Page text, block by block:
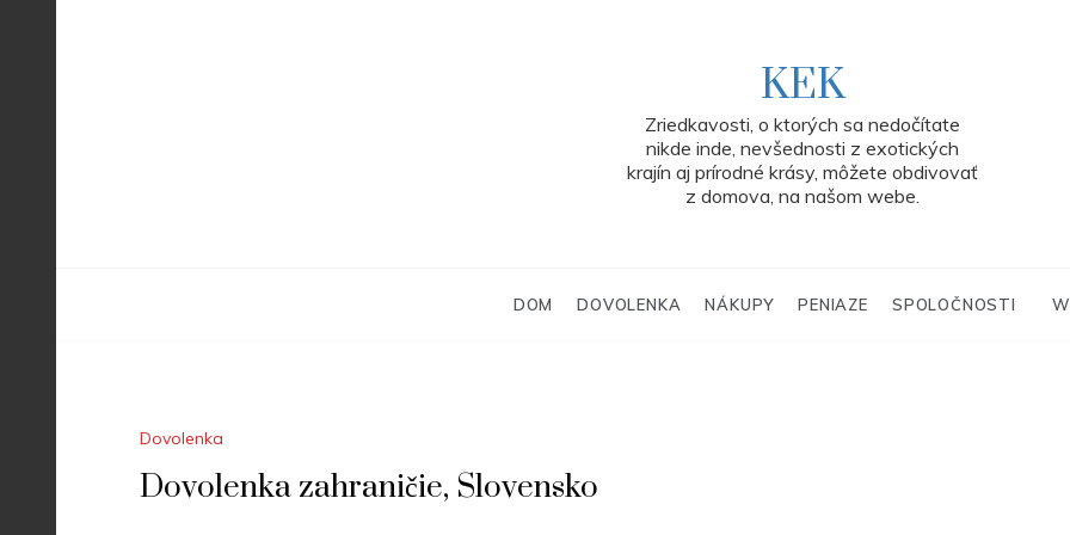
KEK
Zriedkavosti, o ktorých sa nedočítate
nikde inde, nevšednosti z exotických
krajín aj prírodné krásy, môžete obdivovať
z domova, na našom webe.
DOM DOVOLENKA NÁKUPY PENIAZE SPOLOČNOSTI
Dovolenka
Dovolenka zahraničie, Slovensko